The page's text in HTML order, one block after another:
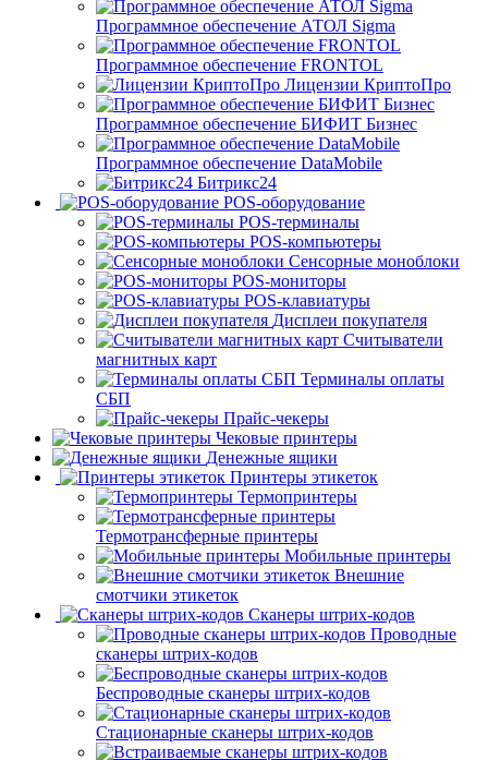
Программное обеспечение АТОЛ Sigma
Программное обеспечение FRONTOL
Лицензии КриптоПро
Программное обеспечение БИФИТ Бизнес
Программное обеспечение DataMobile
Битрикс24
POS-оборудование
POS-терминалы
POS-компьютеры
Сенсорные моноблоки
POS-мониторы
POS-клавиатуры
Дисплеи покупателя
Считыватели
магнитных карт
Терминалы оплаты
СБП
Прайс-чекеры
Чековые принтеры
Денежные ящики
Принтеры этикеток
Термопринтеры
Термотрансферные принтеры
Мобильные принтеры
Внешние
смотчики этикеток
Сканеры штрих-кодов
Проводные
сканеры штрих-кодов
Беспроводные сканеры штрих-кодов
Стационарные сканеры штрих-кодов